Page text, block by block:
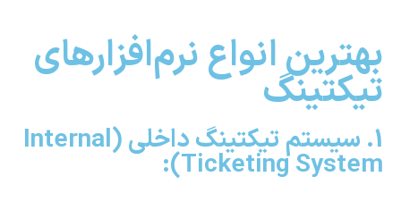
سیستم تیکتینگ خارجی برای مدیریت و پیگیری درخواست‌های
مشتریان طراحی شده است. اغلب از این سیستم در مراکز تماس و
تیم‌های پشتیبانی مشتریان استفاده می‌شود. امکاناتی مانند ردیابی
و بررسی وضعیت تیکت، اولویت‌بندی، ارجاع و مواردی از این دست
در این گروه قرار می‌گیرند.